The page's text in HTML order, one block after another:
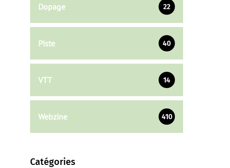
Dopage 22
Piste 40
VTT 14
Webzine 410
Catégories